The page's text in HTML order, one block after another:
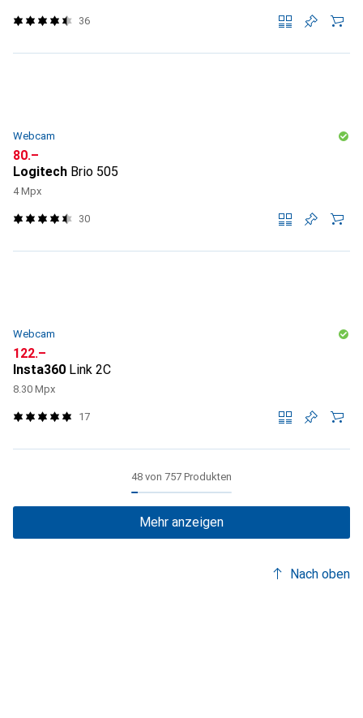
36
Webcam
CHF
80.–
Logitech Brio 505
4 Mpx
30
Webcam
CHF
122.–
Insta360 Link 2C
8.30 Mpx
17
48 von 757 Produkten
Mehr anzeigen
Nach oben